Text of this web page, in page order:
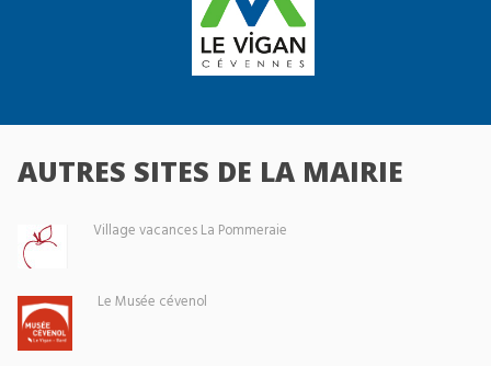
AUTRES SITES DE LA MAIRIE
Village vacances La Pommeraie
Le Musée cévenol